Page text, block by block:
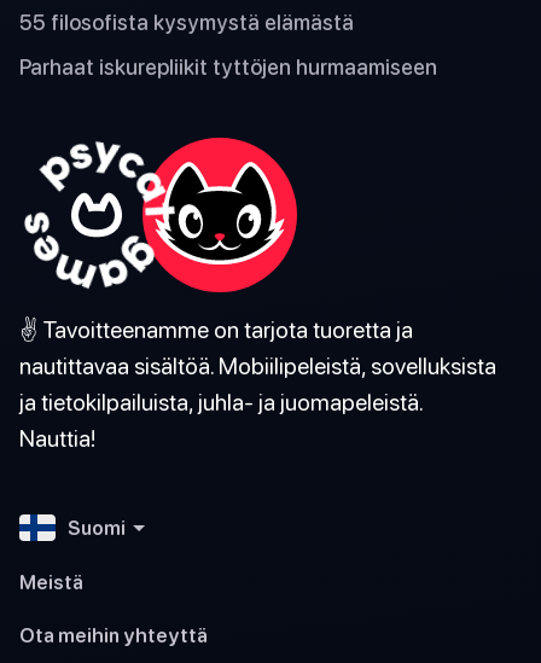
55 filosofista kysymystä elämästä
Parhaat iskurepliikit tyttöjen hurmaamiseen
✌️ Tavoitteenamme on tarjota tuoretta ja
nautittavaa sisältöä. Mobiilipeleistä, sovelluksista
ja tietokilpailuista, juhla- ja juomapeleistä.
Nauttia!
Suomi
Meistä
Ota meihin yhteyttä